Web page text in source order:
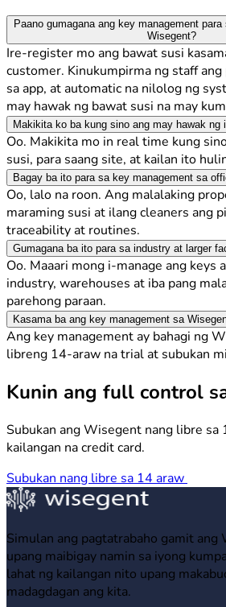
Paano gumagana ang key management
Wisegent?
Ire-register mo ang bawat susi
customer. Kinukumpirma ng staff ang
sa app, at automatic na nilolog ng
may hawak ng bawat susi na may
Makikita ko ba kung sino ang may hawak ng
Oo. Makikita mo in real time kung
susi, para saang site, at kailan ito
Bagay ba ito para sa key management sa
Oo, lalo na roon. Ang malalaking
maraming susi at ilang cleaners ang
traceability at routines.
Gumagana ba ito para sa industry at larger
Oo. Maaari mong i-manage ang keys
industry, warehouses at iba pang
parehong paraan.
Kasama ba ang key management sa
Ang key management ay bahagi ng
libreng 14-araw na trial at subukan
Kunin ang full control
Subukan ang Wisegent nang libre
kailangan na credit card.
Subukan nang libre sa 14 araw
Simulan ang pagtatrabaho gamit
upang maibigay namin sa iyong
lahat ng kailangan nito upang
madagdagan ang kita.